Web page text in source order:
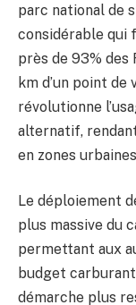
parc national de
considérable qui
près de 93% des
km d’un point
révolutionne
alternatif,
en zones
Le déploiement
plus massive du
permettant aux
budget
démarche plus